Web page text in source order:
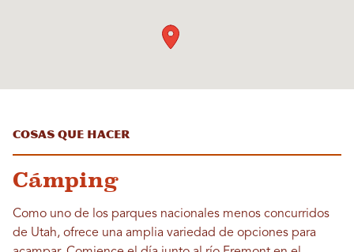
Cosas que hacer
Cámping
Como uno de los parques nacionales menos concurridos
de Utah, ofrece una amplia variedad de opciones para